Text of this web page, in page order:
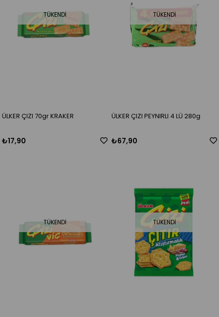
TÜKENDI
ÜLKER ÇIZI 70gr KRAKER
₺17,90
TÜKENDI
ÜLKER ÇIZI PEYNIRLI 4 LÜ 280g
₺67,90
TÜKENDI TÜKENDI